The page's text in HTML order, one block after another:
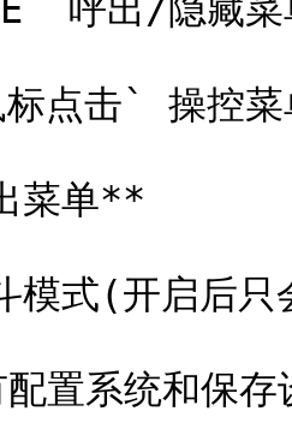
呼出/隐藏
点击` 操控
菜单**
式(开启后只
置系统和保